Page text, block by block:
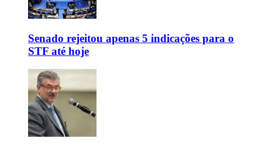
Senado rejeitou apenas 5 indicações para o
STF até hoje